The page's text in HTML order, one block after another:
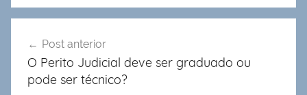
de
Post
Post anterior
O Perito Judicial deve ser graduado ou
pode ser técnico?